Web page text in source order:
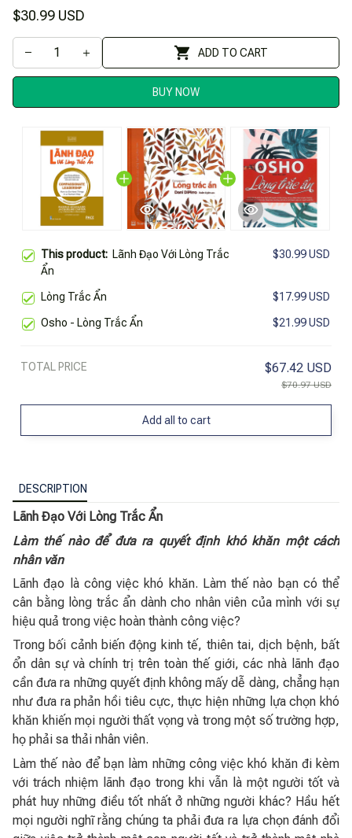
$30.99 USD
ADD TO CART
BUY NOW
This product: Lãnh Đạo Với Lòng Trắc
Ẩn
$30.99 USD
Lòng Trắc Ẩn $17.99 USD
Osho - Lòng Trắc Ẩn $21.99 USD
TOTAL PRICE $67.42 USD
$70.97 USD
Add all to cart
DESCRIPTION
Lãnh Đạo Với Lòng Trắc Ẩn
Làm thế nào để đưa ra quyết định khó khăn một cách
nhân văn
Lãnh đạo là công việc khó khăn. Làm thế nào bạn có thể
cân bằng lòng trắc ẩn dành cho nhân viên của mình với sự
hiệu quả trong việc hoàn thành công việc?
Trong bối cảnh biến động kinh tế, thiên tai, dịch bệnh, bất
ổn dân sự và chính trị trên toàn thế giới, các nhà lãnh đạo
cần đưa ra những quyết định không mấy dễ dàng, chẳng hạn
như đưa ra phản hồi tiêu cực, thực hiện những lựa chọn khó
khăn khiến mọi người thất vọng và trong một số trường hợp,
họ phải sa thải nhân viên.
Làm thế nào để bạn làm những công việc khó khăn đi kèm
với trách nhiệm lãnh đạo trong khi vẫn là một người tốt và
phát huy những điều tốt nhất ở những người khác? Hầu hết
mọi người nghĩ rằng chúng ta phải đưa ra lựa chọn đánh đổi